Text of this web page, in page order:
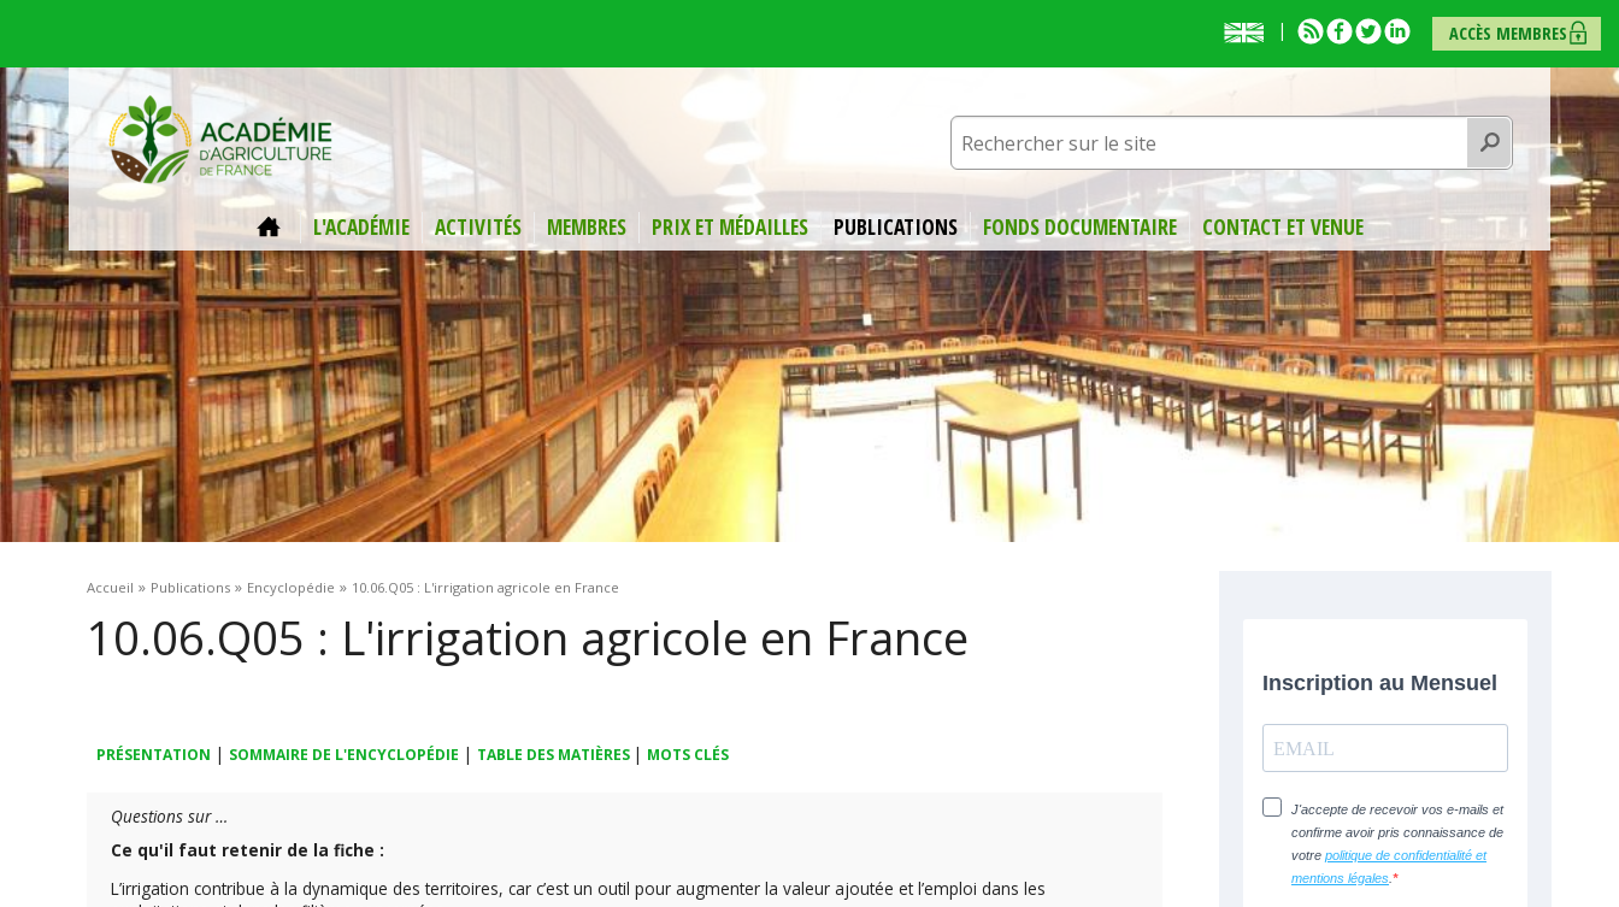
English
presentation
RSSFacebook
TwitterLinkedinACCÈS MEMBRES
Rechercher
ACCUEILL'ACADÉMIE ACTIVITÉS MEMBRES PRIX ET MÉDAILLES PUBLICATIONS FONDS DOCUMENTAIRE CONTACT ET VENUE
Vous êtes ici
Accueil » Publications » Encyclopédie » 10.06.Q05 : L'irrigation agricole en France
10.06.Q05 : L'irrigation agricole en France
PRÉSENTATION | SOMMAIRE DE L'ENCYCLOPÉDIE | TABLE DES MATIÈRES | MOTS CLÉS
Questions sur …
Ce qu'il faut retenir de la fiche :
L’irrigation contribue à la dynamique des territoires, car c’est un outil pour augmenter la valeur ajoutée et l’emploi dans les